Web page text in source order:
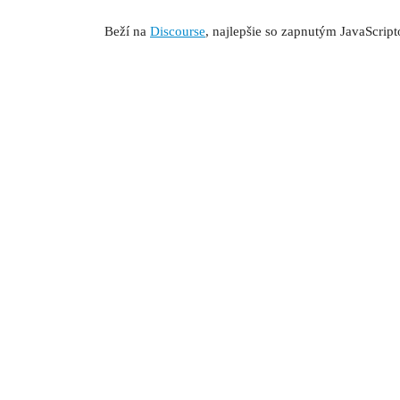
Beží na Discourse, najlepšie so zapnutým